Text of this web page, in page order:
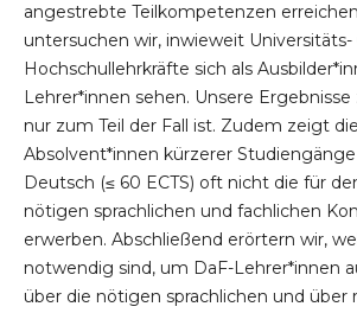
angestrebte Teilkompetenzen
untersuchen wir, inwieweit Universitäts-
Hochschullehrkräfte sich als
Lehrer*innen sehen. Unsere Ergebnisse
nur zum Teil der Fall ist. Zudem zeigt
Absolvent*innen kürzerer
Deutsch (≤ 60 ECTS) oft nicht die für
nötigen sprachlichen und fachlichen
erwerben. Abschließend erörtern wir,
notwendig sind, um DaF-Lehrer*innen
über die nötigen sprachlichen und über